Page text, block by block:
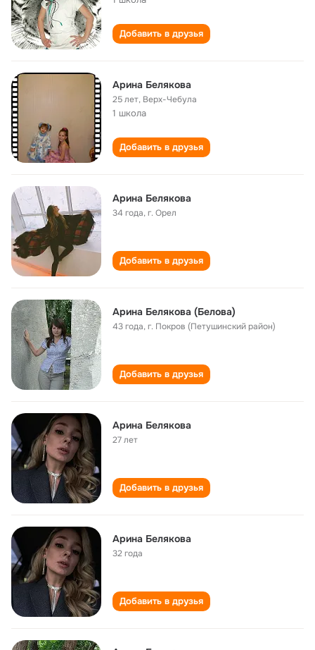
Добавить в друзья
Арина Белякова
25 лет, Верх-Чебула
1 школа
Добавить в друзья
Арина Белякова
34 года,г. Орел
Добавить в друзья
Арина Белякова (Белова)
43 года,г. Покров (Петушинский район)
Добавить в друзья
Арина Белякова
27 лет
Добавить в друзья
Арина Белякова
32 года
Добавить в друзья